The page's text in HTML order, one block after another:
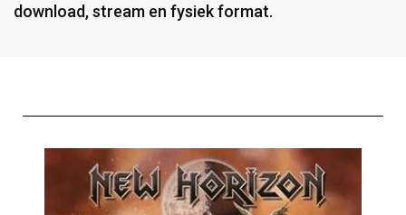
download, stream en fysiek format.